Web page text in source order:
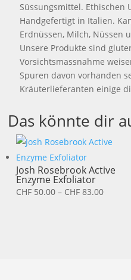
Süssungsmittel. Ethischen
Handgefertigt in Italien.
Erdnüssen, Milch, Nüssen
Unsere Produkte sind
Vorsichtsmassnahme
Spuren davon vorhanden
Kräuterlieferanten einige
Das könnte dir
Josh Rosebrook Active
Enzyme Exfoliator
CHF 50.00 – CHF 83.00